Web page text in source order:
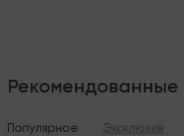
Популярное Эксклюзив